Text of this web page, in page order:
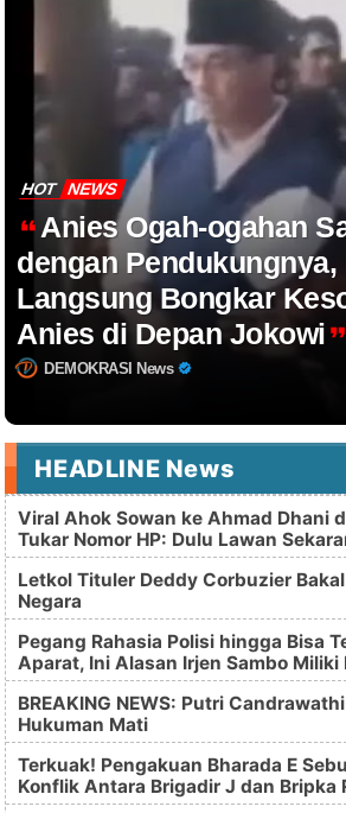
HOT NEWS
Anies Ogah-ogahan
dengan Pendukungnya,
Langsung Bongkar
Anies di Depan Jokowi
DEMOKRASI News
HEADLINE News
Viral Ahok Sowan ke Ahmad Dhani
Tukar Nomor HP: Dulu Lawan
Letkol Tituler Deddy Corbuzier
Negara
Pegang Rahasia Polisi hingga Bisa
Aparat, Ini Alasan Irjen Sambo Miliki
BREAKING NEWS: Putri
Hukuman Mati
Terkuak! Pengakuan Bharada E
Konflik Antara Brigadir J dan Bripka